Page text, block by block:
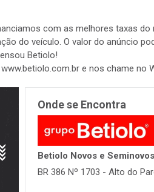
com as melhores taxas do
do veículo. O valor do anúncio
Betiolo!
e nos chame no
Onde se Encontra
Betiolo Novos e Seminovos
BR 386 Nº 1703 - Alto do